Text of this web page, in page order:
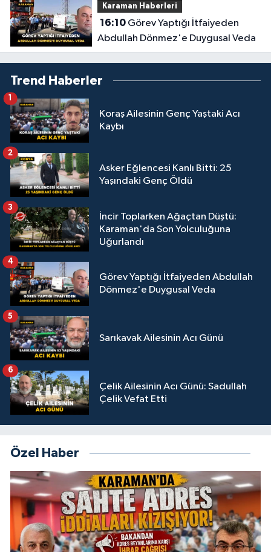
Karaman Haberleri
16:10Görev Yaptığı İtfaiyeden
Abdullah Dönmez'e Duygusal Veda
Trend Haberler
Koraş Ailesinin Genç Yaştaki Acı
Kaybı
1
Asker Eğlencesi Kanlı Bitti: 25
Yaşındaki Genç Öldü
2
İncir Toplarken Ağaçtan Düştü:
Karaman'da Son Yolculuğuna
Uğurlandı
3
Görev Yaptığı İtfaiyeden Abdullah
Dönmez'e Duygusal Veda
4
Sarıkavak Ailesinin Acı Günü
5
Çelik Ailesinin Acı Günü: Sadullah
Çelik Vefat Etti
6
Özel Haber